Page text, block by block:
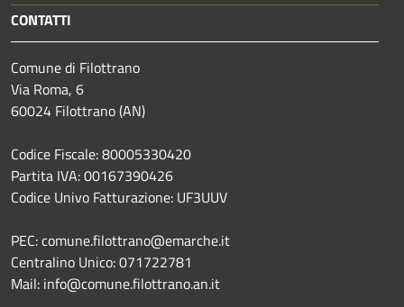
CONTATTI
Comune di Filottrano
Via Roma, 6
60024 Filottrano (AN)
Codice Fiscale: 80005330420
Partita IVA: 00167390426
Codice Univo Fatturazione: UF3UUV
PEC: comune.filottrano@emarche.it
Centralino Unico: 071722781
Mail: info@comune.filottrano.an.it